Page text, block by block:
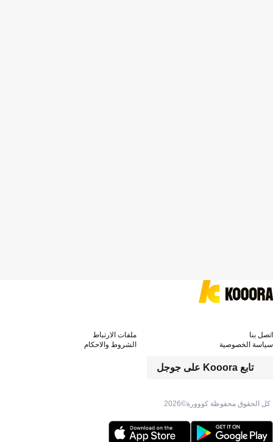
كل الحقوق محفوظة كووورة©2026
تابع Kooora على جوجل
اتصل بنا
ملفات الارتباط
سياسة الخصوصية
الشروط والاحكام